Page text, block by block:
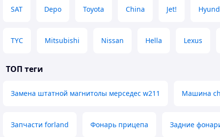
SAT Depo Toyota China Jet!
TYC Mitsubishi Nissan Hella Lexus
ТОП теги
Замена штатной магнитолы мерседес w211 Машина
Запчасти forland Фонарь прицепа Задние